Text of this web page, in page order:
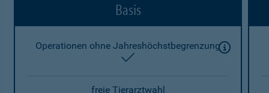
Basis
Operationen ohne Jahreshöchstbegrenzung
freie Tierarztwahl